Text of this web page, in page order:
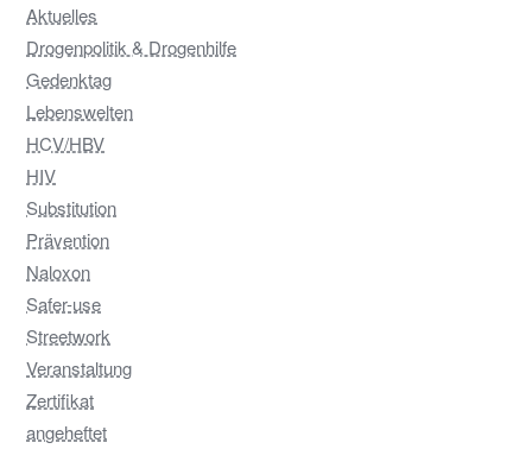
Aktuelles
Drogenpolitik & Drogenhilfe
Gedenktag
Lebenswelten
HCV/HBV
HIV
Substitution
Prävention
Naloxon
Safer-use
Streetwork
Veranstaltung
Zertifikat
angeheftet